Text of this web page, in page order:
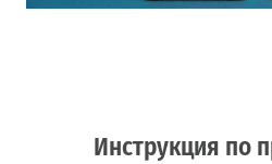
Инструкция по